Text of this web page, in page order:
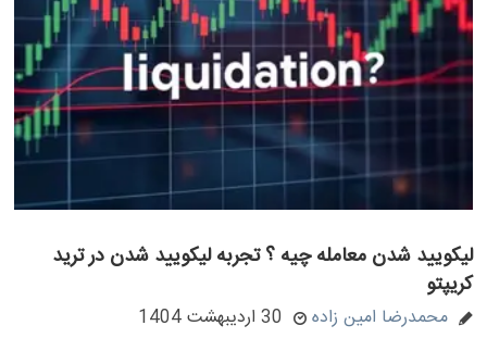
لیکویید شدن معامله چیه ؟ تجربه لیکویید شدن در ترید
کریپتو
محمدرضا امین زاده 30 اردیبهشت 1404